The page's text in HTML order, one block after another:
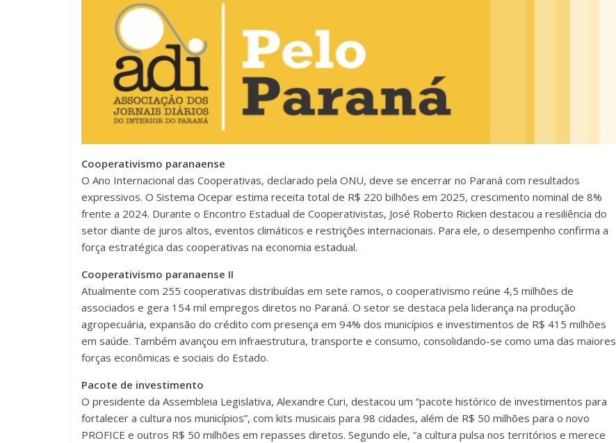
Cooperativismo paranaense
O Ano Internacional das Cooperativas, declarado pela ONU, deve se encerrar no Paraná com resultados
expressivos. O Sistema Ocepar estima receita total de R$ 220 bilhões em 2025, crescimento nominal de 8%
frente a 2024. Durante o Encontro Estadual de Cooperativistas, José Roberto Ricken destacou a resiliência do
setor diante de juros altos, eventos climáticos e restrições internacionais. Para ele, o desempenho confirma a
força estratégica das cooperativas na economia estadual.
Cooperativismo paranaense II
Atualmente com 255 cooperativas distribuídas em sete ramos, o cooperativismo reúne 4,5 milhões de
associados e gera 154 mil empregos diretos no Paraná. O setor se destaca pela liderança na produção
agropecuária, expansão do crédito com presença em 94% dos municípios e investimentos de R$ 415 milhões
em saúde. Também avançou em infraestrutura, transporte e consumo, consolidando-se como uma das maiores
forças econômicas e sociais do Estado.
Pacote de investimento
O presidente da Assembleia Legislativa, Alexandre Curi, destacou um “pacote histórico de investimentos para
fortalecer a cultura nos municípios”, com kits musicais para 98 cidades, além de R$ 50 milhões para o novo
PROFICE e outros R$ 50 milhões em repasses diretos. Segundo ele, “a cultura pulsa nos territórios e merece